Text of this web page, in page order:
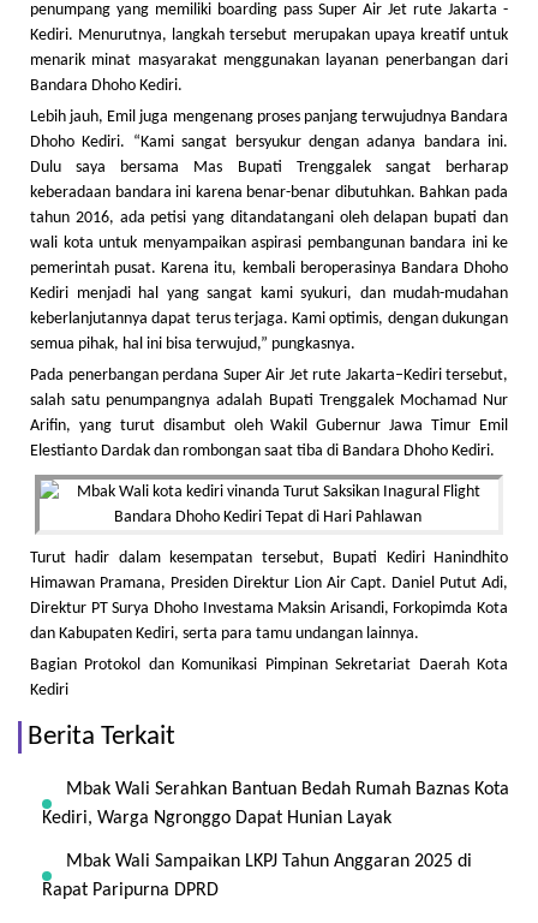
penumpang yang memiliki boarding pass Super Air Jet rute Jakarta -
Kediri. Menurutnya, langkah tersebut merupakan upaya kreatif untuk
menarik minat masyarakat menggunakan layanan penerbangan dari
Bandara Dhoho Kediri.
Lebih jauh, Emil juga mengenang proses panjang terwujudnya Bandara
Dhoho Kediri. “Kami sangat bersyukur dengan adanya bandara ini.
Dulu saya bersama Mas Bupati Trenggalek sangat berharap
keberadaan bandara ini karena benar-benar dibutuhkan. Bahkan pada
tahun 2016, ada petisi yang ditandatangani oleh delapan bupati dan
wali kota untuk menyampaikan aspirasi pembangunan bandara ini ke
pemerintah pusat. Karena itu, kembali beroperasinya Bandara Dhoho
Kediri menjadi hal yang sangat kami syukuri, dan mudah-mudahan
keberlanjutannya dapat terus terjaga. Kami optimis, dengan dukungan
semua pihak, hal ini bisa terwujud,” pungkasnya.
Pada penerbangan perdana Super Air Jet rute Jakarta–Kediri tersebut,
salah satu penumpangnya adalah Bupati Trenggalek Mochamad Nur
Arifin, yang turut disambut oleh Wakil Gubernur Jawa Timur Emil
Elestianto Dardak dan rombongan saat tiba di Bandara Dhoho Kediri.
Turut hadir dalam kesempatan tersebut, Bupati Kediri Hanindhito
Himawan Pramana, Presiden Direktur Lion Air Capt. Daniel Putut Adi,
Direktur PT Surya Dhoho Investama Maksin Arisandi, Forkopimda Kota
dan Kabupaten Kediri, serta para tamu undangan lainnya.
Bagian Protokol dan Komunikasi Pimpinan Sekretariat Daerah Kota
Kediri
Berita Terkait
Mbak Wali Serahkan Bantuan Bedah Rumah Baznas Kota
Kediri, Warga Ngronggo Dapat Hunian Layak
Mbak Wali Sampaikan LKPJ Tahun Anggaran 2025 di
Rapat Paripurna DPRD